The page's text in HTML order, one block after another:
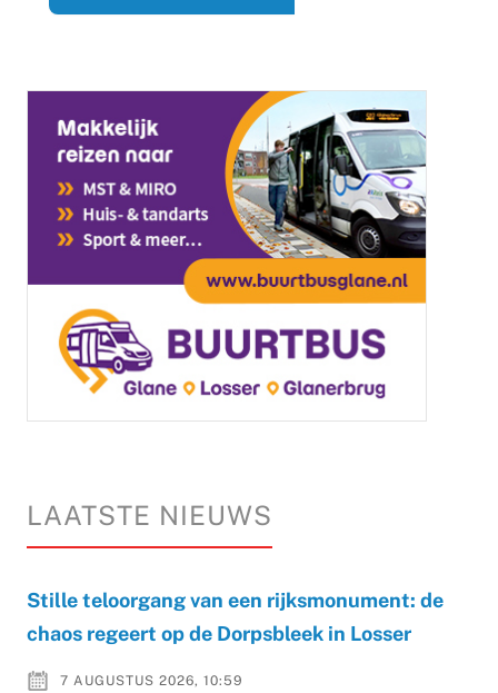
LAATSTE NIEUWS
Stille teloorgang van een rijksmonument: de
chaos regeert op de Dorpsbleek in Losser
7 AUGUSTUS 2026, 10:59